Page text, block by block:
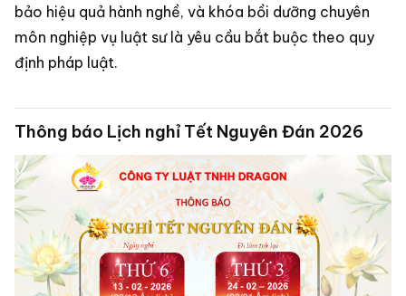
bảo hiệu quả hành nghề, và khóa bồi dưỡng chuyên
môn nghiệp vụ luật sư là yêu cầu bắt buộc theo quy
định pháp luật.
Thông báo Lịch nghỉ Tết Nguyên Đán 2026